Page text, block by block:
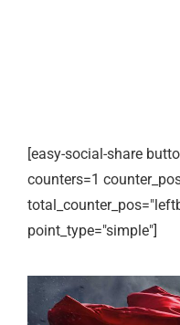
[easy-social-share
counters=1
point_type="simple"]